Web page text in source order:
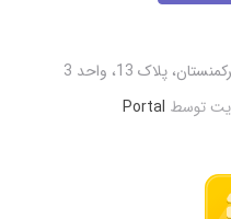
توسط Portal
پلاک 13، واحد 3